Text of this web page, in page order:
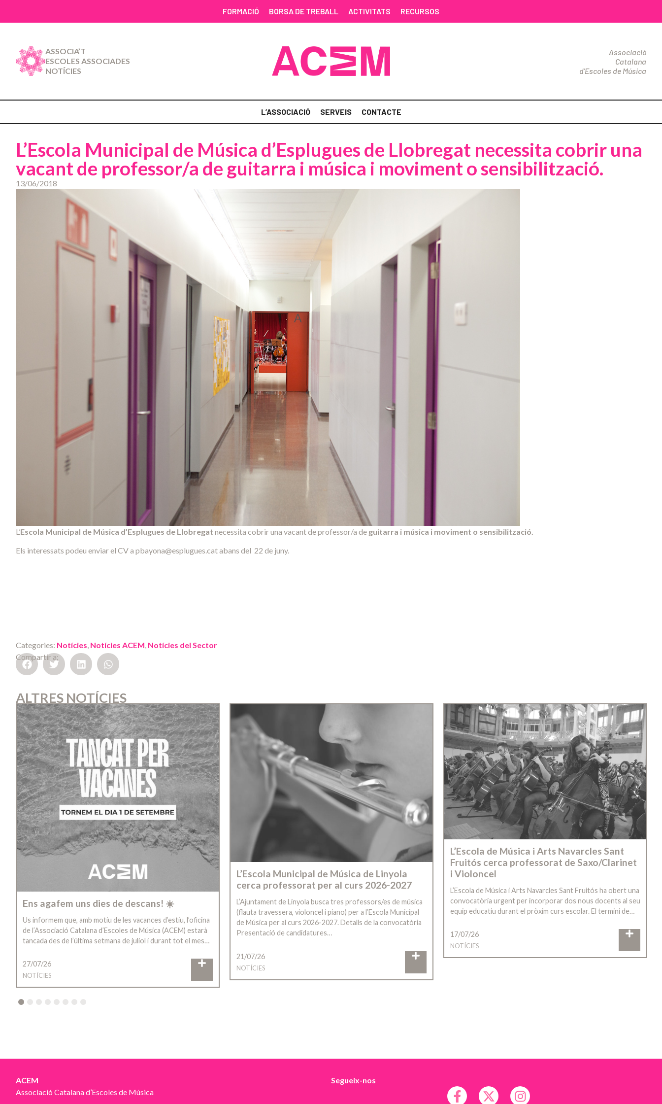
FORMACIÓ BORSA DE TREBALL ACTIVITATS RECURSOS
ASSOCIA’T
ESCOLES ASSOCIADES
NOTÍCIES
Associació
Catalana
d'Escoles de Música
L’ASSOCIACIÓ SERVEIS CONTACTE
L’Escola Municipal de Música d’Esplugues de Llobregat necessita cobrir una
vacant de professor/a de guitarra i música i moviment o sensibilització.
13/06/2018
L’Escola Municipal de Música d’Esplugues de Llobregat necessita cobrir una vacant de professor/a de guitarra i música i moviment o sensibilització.
Els interessats podeu enviar el CV a pbayona@esplugues.cat abans del 22 de juny.
Categories: Notícies, Notícies ACEM, Notícies del Sector
Compartir a:
ALTRES NOTÍCIES
Ens agafem uns dies de descans! ☀️
Us informem que, amb motiu de les vacances d’estiu, l’oficina
de l’Associació Catalana d’Escoles de Música (ACEM) estarà
tancada des de l’última setmana de juliol i durant tot el mes…
27/07/26
NOTÍCIES
L’Escola Municipal de Música de Linyola
cerca professorat per al curs 2026-2027
L’Ajuntament de Linyola busca tres professors/es de música
(flauta travessera, violoncel i piano) per a l’Escola Municipal
de Música per al curs 2026-2027. Detalls de la convocatòria
Presentació de candidatures…
21/07/26
NOTÍCIES
L’Escola de Música i Arts Navarcles Sant
Fruitós cerca professorat de Saxo/Clarinet
i Violoncel
L’Escola de Música i Arts Navarcles Sant Fruitós ha obert una
convocatòria urgent per incorporar dos nous docents al seu
equip educatiu durant el pròxim curs escolar. El termini de…
17/07/26
NOTÍCIES
4 5 6 7 8
ACEM
Associació Catalana d’Escoles de Música
Segueix-nos